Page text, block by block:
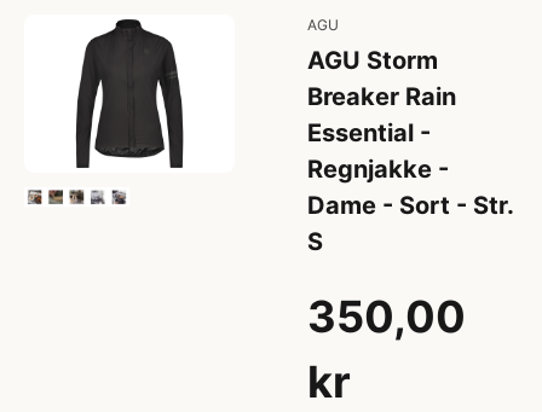
AGU
AGU Storm
Breaker Rain
Essential -
Regnjakke -
Dame - Sort - Str.
S
350,00
kr